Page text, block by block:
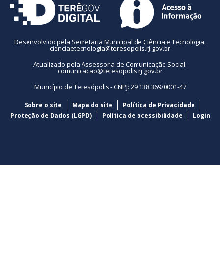
Desenvolvido pela Secretaria Municipal de Ciência e Tecnologia.
cienciaetecnologia@teresopolis.rj.gov.br
Atualizado pela Assessoria de Comunicação Social.
comunicacao@teresopolis.rj.gov.br
Município de Teresópolis - CNPJ: 29.138.369/0001-47
Sobre o site Mapa do site
Política de Privacidade
Proteção de Dados (LGPD)
Política de acessibilidade Login